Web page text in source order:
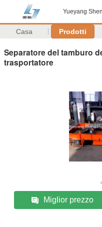
Yueyang
Casa Prodotti
Separatore del tamburo
trasportatore
Miglior prezzo